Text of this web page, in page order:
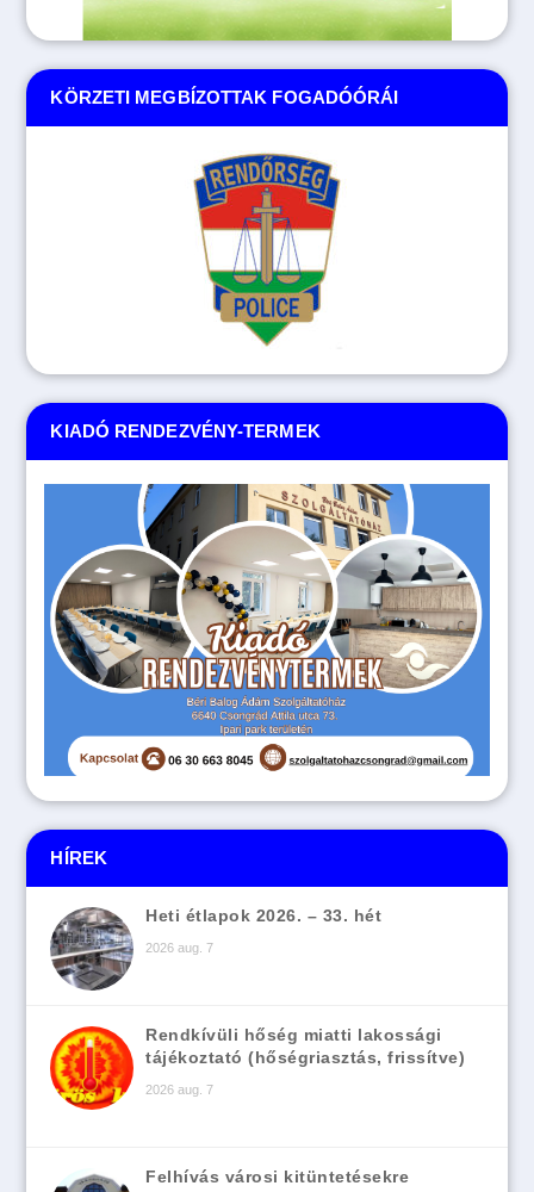
HÍREK
Heti étlapok 2026. – 33. hét
2026 aug. 7
Rendkívüli hőség miatti lakossági
tájékoztató (hőségriasztás, frissítve)
2026 aug. 7
Felhívás városi kitüntetésekre
KIADÓ RENDEZVÉNY-TERMEK
KÖRZETI MEGBÍZOTTAK FOGADÓÓRÁI
Tovább